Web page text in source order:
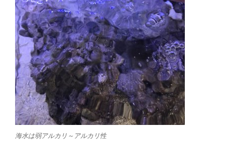
海水は弱アルカリ～アルカリ性